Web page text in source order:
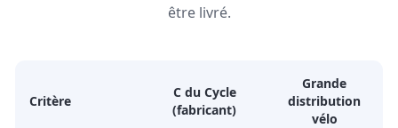
être livré.
Critère
C du Cycle
(fabricant)
Grande
distribution
vélo